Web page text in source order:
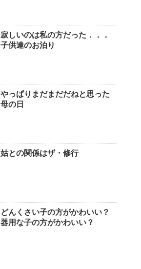
寂しいのは私の方だった．．．
子供達のお泊り
やっぱりまだまだだねと思った
母の日
姑との関係はザ・修行
どんくさい子の方がかわいい？
器用な子の方がかわいい？